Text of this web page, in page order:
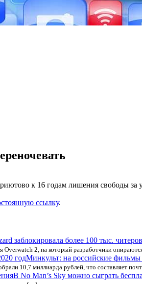
к 16 годам лишения свободы за
ссылку.
заблокировала более 100 тыс.
Overwatch 2, на который разработчики
Минкульт: на российские фильмы
10,7 миллиарда рублей, что составляет
В No Man’s Sky можно сыграть